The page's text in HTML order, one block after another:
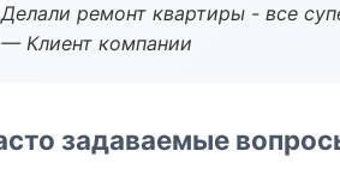
Делали ремонт квартиры - все
— Клиент компании
задаваемые